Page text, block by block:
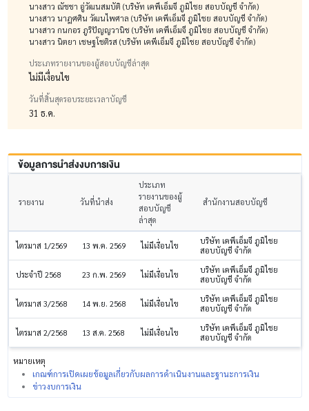
นางสาว ณัชชา อู่วัฒนสมบัติ (บริษัท เคพีเอ็มจี ภูมิไชย สอบบัญชี จำกัด)
นางสาว นาฎศศิน วัฒนไพศาล (บริษัท เคพีเอ็มจี ภูมิไชย สอบบัญชี จำกัด)
นางสาว กนกอร ภูริปัญญวานิช (บริษัท เคพีเอ็มจี ภูมิไชย สอบบัญชี จำกัด)
นางสาว นิตยา เชษฐโชติรส (บริษัท เคพีเอ็มจี ภูมิไชย สอบบัญชี จำกัด)
ประเภทรายงานของผู้สอบบัญชีล่าสุด
ไม่มีเงื่อนไข
วันที่สิ้นสุดรอบระยะเวลาบัญชี
31 ธ.ค.
ข้อมูลการนำส่งงบการเงิน
รายงาน วันที่นำส่ง
ประเภท
รายงานของผู้
สอบบัญชี
ล่าสุด
สำนักงานสอบบัญชี
ไตรมาส 1/2569 13 พ.ค. 2569 ไม่มีเงื่อนไข
บริษัท เคพีเอ็มจี ภูมิไชย
สอบบัญชี จำกัด
ประจำปี 2568 23 ก.พ. 2569 ไม่มีเงื่อนไข
บริษัท เคพีเอ็มจี ภูมิไชย
สอบบัญชี จำกัด
ไตรมาส 3/2568 14 พ.ย. 2568 ไม่มีเงื่อนไข
บริษัท เคพีเอ็มจี ภูมิไชย
สอบบัญชี จำกัด
ไตรมาส 2/2568 13 ส.ค. 2568 ไม่มีเงื่อนไข
บริษัท เคพีเอ็มจี ภูมิไชย
สอบบัญชี จำกัด
หมายเหตุ
เกณฑ์การเปิดเผยข้อมูลเกี่ยวกับผลการดำเนินงานและฐานะการเงิน
ข่าวงบการเงิน